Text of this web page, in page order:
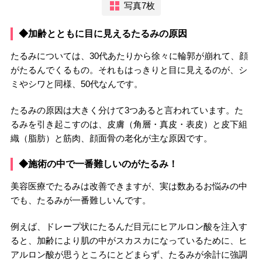
写真7枚
◆加齢とともに目に見えるたるみの原因
たるみについては、30代あたりから徐々に輪郭が崩れて、顔
がたるんでくるもの。それもはっきりと目に見えるのが、シ
ミやシワと同様、50代なんです。
たるみの原因は大きく分けて3つあると言われています。た
るみを引き起こすのは、皮膚（角層・真皮・表皮）と皮下組
織（脂肪）と筋肉、顔面骨の老化が主な原因です。
◆施術の中で一番難しいのがたるみ！
美容医療でたるみは改善できますが、実は数あるお悩みの中
でも、たるみが一番難しいんです。
例えば、ドレープ状にたるんだ目元にヒアルロン酸を注入す
ると、加齢により肌の中がスカスカになっているために、ヒ
アルロン酸が思うところにとどまらず、たるみが余計に強調